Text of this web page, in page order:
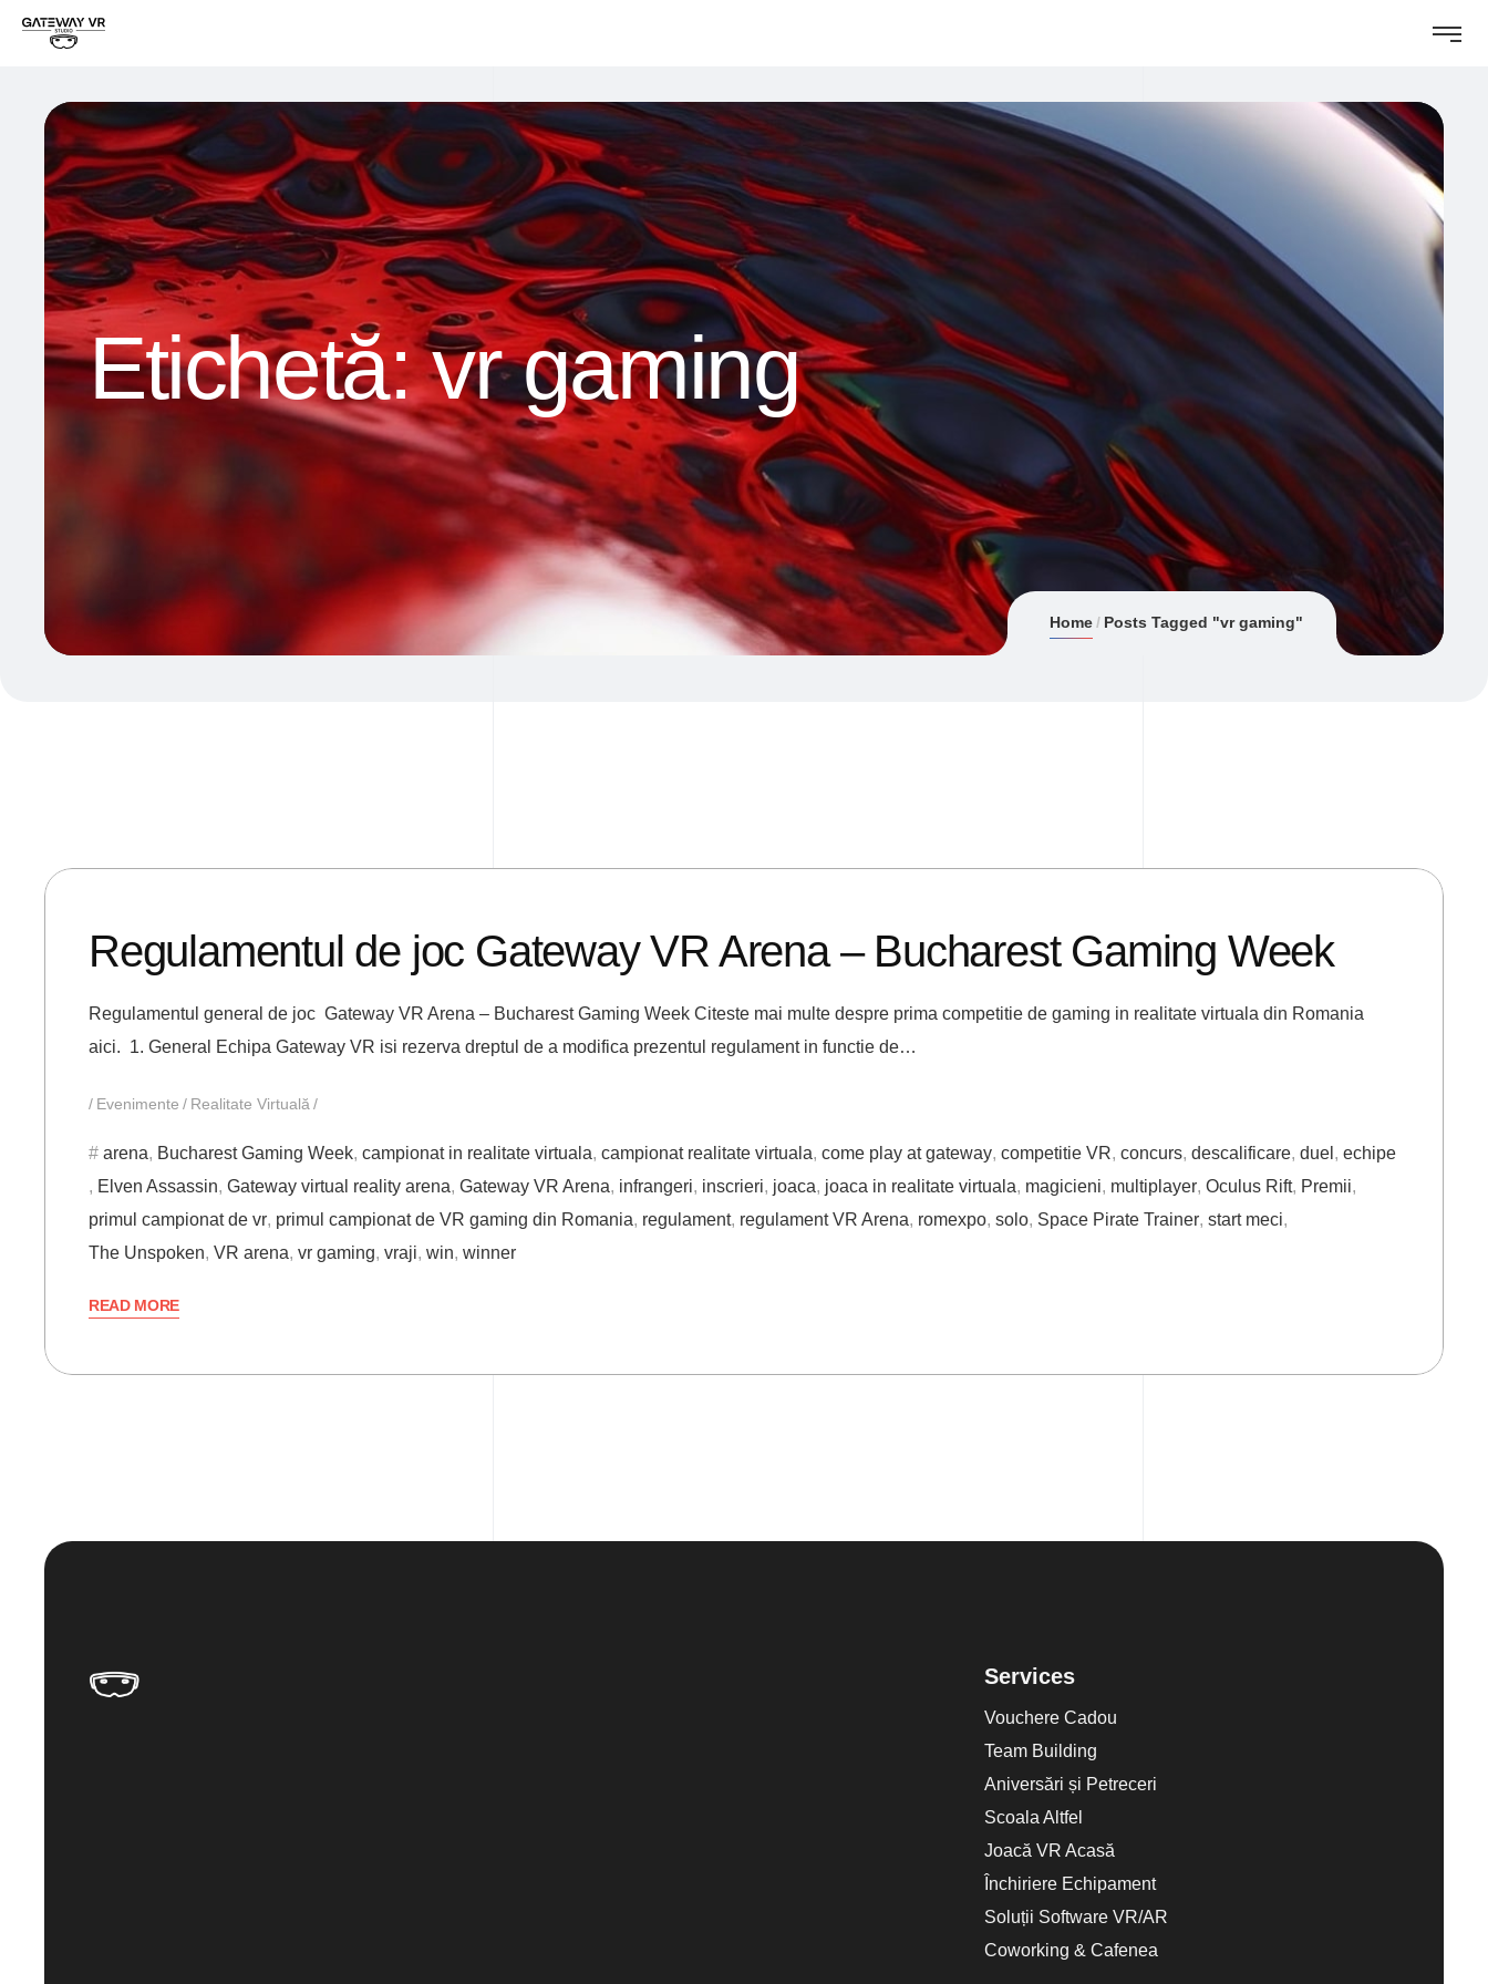
Etichetă:vr gaming
Home Posts Tagged "vr gaming"
Regulamentul de joc Gateway VR Arena – Bucharest Gaming Week
Regulamentul general de joc Gateway VR Arena – Bucharest Gaming Week Citeste mai multe despre prima competitie de gaming in realitate virtuala din Romania
aici. 1. General Echipa Gateway VR isi rezerva dreptul de a modifica prezentul regulament in functie de…
Evenimente Realitate Virtuală
arena, Bucharest Gaming Week, campionat in realitate virtuala, campionat realitate virtuala, come play at gateway, competitie VR, concurs, descalificare, duel , echipe
, Elven Assassin, Gateway virtual reality arena, Gateway VR Arena, infrangeri, inscrieri, joaca, joaca in realitate virtuala, magicieni, multiplayer, Oculus Rift, Premii,
primul campionat de vr, primul campionat de VR gaming din Romania, regulament, regulament VR Arena, romexpo, solo, Space Pirate Trainer, start meci,
The Unspoken, VR arena, vr gaming, vraji, win, winner
READ MORE
Services
Vouchere Cadou
Team Building
Aniversări și Petreceri
Scoala Altfel
Joacă VR Acasă
Închiriere Echipament
Soluții Software VR/AR
Coworking & Cafenea